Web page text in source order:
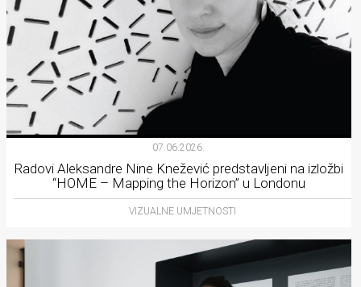
07.06.2026.
Radovi Aleksandre Nine Knežević predstavljeni na izložbi
“HOME – Mapping the Horizon” u Londonu
VIZUALNE UMJETNOSTI